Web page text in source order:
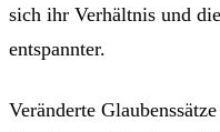
sich ihr Verhältnis und
entspannter.
Veränderte